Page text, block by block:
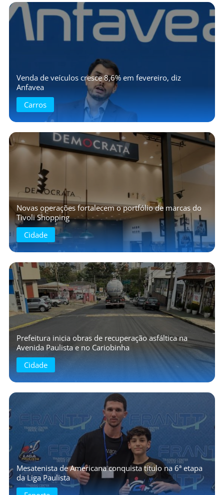
Venda de veículos cresce 8,6% em fevereiro, diz
Anfavea
Carros
Novas operações fortalecem o portfólio de marcas do
Tivoli Shopping
Cidade
Prefeitura inicia obras de recuperação asfáltica na
Avenida Paulista e no Cariobinha
Cidade
Mesatenista de Americana conquista título na 6ª etapa
da Liga Paulista